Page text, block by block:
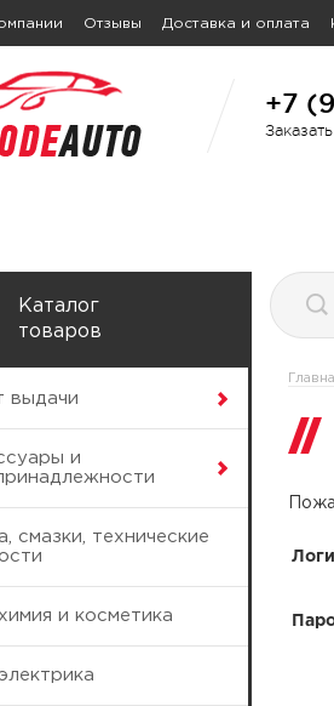
Отзывы Доставка и оплата
+7
Каталог
товаров
выдачи
и
смазки, технические
и косметика